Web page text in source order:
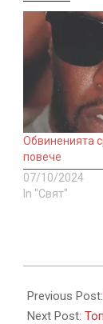
Обвиненията
повече
07/10/2024
In "Свят"
08-
02
Previous Post:
Next Post: